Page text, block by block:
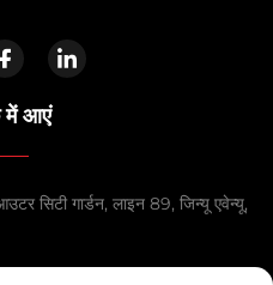
में आएं
सिटी गार्डन, लाइन 89, जिन्यू एवेन्यू,